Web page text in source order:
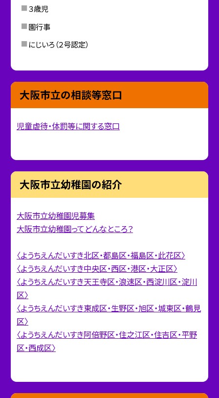
３歳児
園行事
にじいろ（２号認定）
大阪市立の相談等窓口
児童虐待・体罰等に関する窓口
大阪市立幼稚園の紹介
大阪市立幼稚園児募集
大阪市立幼稚園ってどんなところ？
〈ようちえんだいすき北区・都島区・福島区・此花区〉
〈ようちえんだいすき中央区・西区・港区・大正区〉
〈ようちえんだいすき天王寺区・浪速区・西淀川区・淀川
区〉
〈ようちえんだいすき東成区・生野区・旭区・城東区・鶴見
区〉
〈ようちえんだいすき阿倍野区・住之江区・住吉区・平野
区・西成区〉